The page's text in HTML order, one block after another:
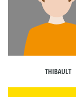
THIBAULT